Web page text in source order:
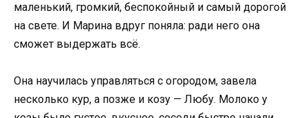
маленький, громкий, беспокойный и самый дорогой
на свете. И Марина вдруг поняла: ради него она
сможет выдержать всё.
Она научилась управляться с огородом, завела
несколько кур, а позже и козу — Любу. Молоко у